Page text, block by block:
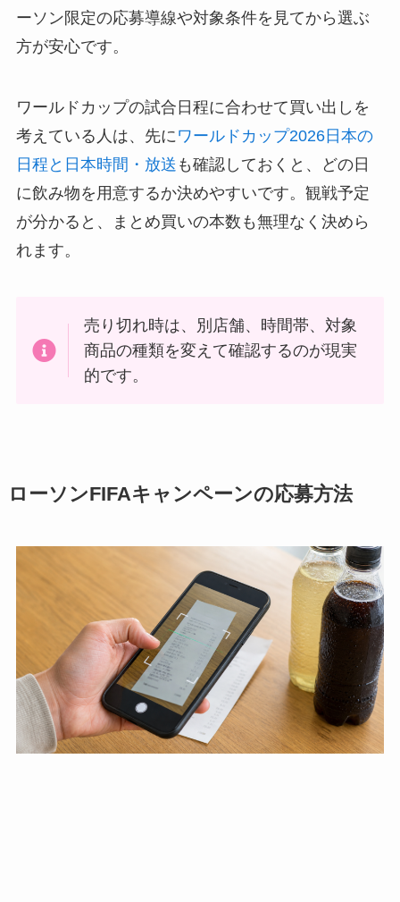
ーソン限定の応募導線や対象条件を見てから選ぶ
方が安心です。
ワールドカップの試合日程に合わせて買い出しを
考えている人は、先にワールドカップ2026日本の
日程と日本時間・放送 も確認しておくと、どの日
に飲み物を用意するか決めやすいです。観戦予定
が分かると、まとめ買いの本数も無理なく決めら
れます。
売り切れ時は、別店舗、時間帯、対象
商品の種類を変えて確認するのが現実
的です。
ローソンFIFAキャンペーンの応募方法